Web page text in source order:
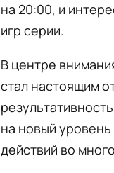
на 20:00, и
игр серии.
В центре
стал настоящим
на новый
действий во